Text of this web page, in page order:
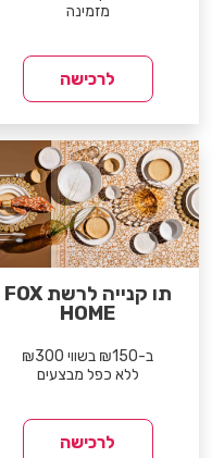
מזמינה
לרכישה
תו קנייה לרשת FOX
HOME
ב-₪150 בשווי ₪300
ללא כפל מבצעים
לרכישה